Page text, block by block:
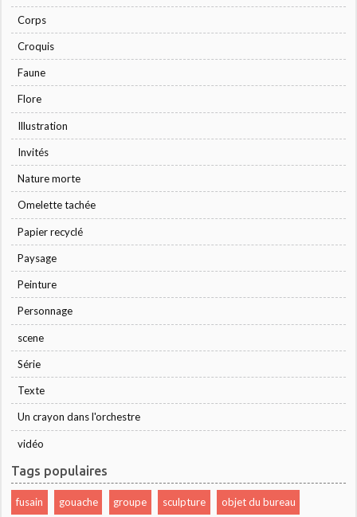
Corps
Croquis
Faune
Flore
Illustration
Invités
Nature morte
Omelette tachée
Papier recyclé
Paysage
Peinture
Personnage
scene
Série
Texte
Un crayon dans l'orchestre
vidéo
Tags populaires
fusain gouache groupe sculpture objet du bureau